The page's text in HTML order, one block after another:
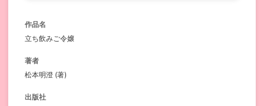
作品名
立ち飲みご令嬢
著者
松本明澄 (著)
出版社